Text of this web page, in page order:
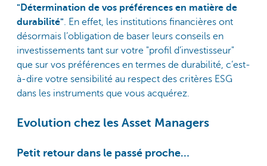
"Détermination de vos préférences en matière de
durabilité". En effet, les institutions financières ont
désormais l’obligation de baser leurs conseils en
investissements tant sur votre "profil d’investisseur"
que sur vos préférences en termes de durabilité, c’est-
à-dire votre sensibilité au respect des critères ESG
dans les instruments que vous acquérez.
Evolution chez les Asset Managers
Petit retour dans le passé proche…